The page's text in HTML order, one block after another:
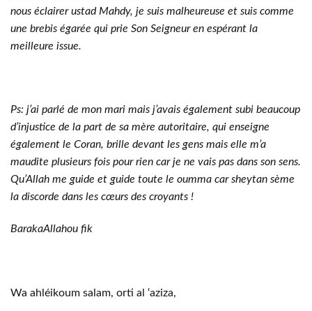
nous éclairer ustad Mahdy, je suis malheureuse et suis comme
une brebis égarée qui prie Son Seigneur en espérant la
meilleure issue.
Ps: j’ai parlé de mon mari mais j’avais également subi beaucoup
d’injustice de la part de sa mère autoritaire, qui enseigne
également le Coran, brille devant les gens mais elle m’a
maudite plusieurs fois pour rien car je ne vais pas dans son sens.
Qu’Allah me guide et guide toute le oumma car sheytan sème
la discorde dans les cœurs des croyants !
BarakaAllahou fik
Wa ahléikoum salam, orti al ‘aziza,